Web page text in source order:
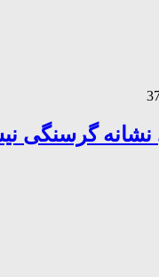
نشانه گرسنگی